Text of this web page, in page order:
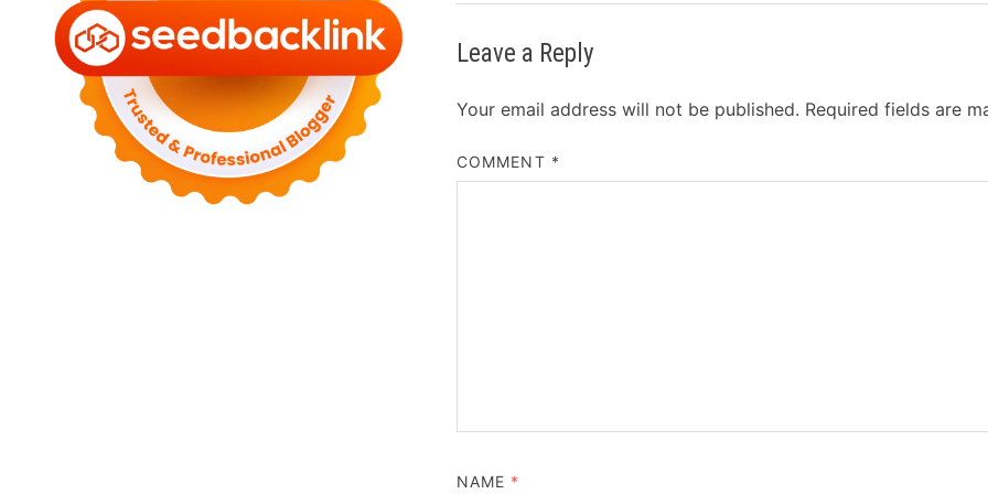
Leave a Reply
Your email address will not be published. Required fields are
COMMENT *
NAME *